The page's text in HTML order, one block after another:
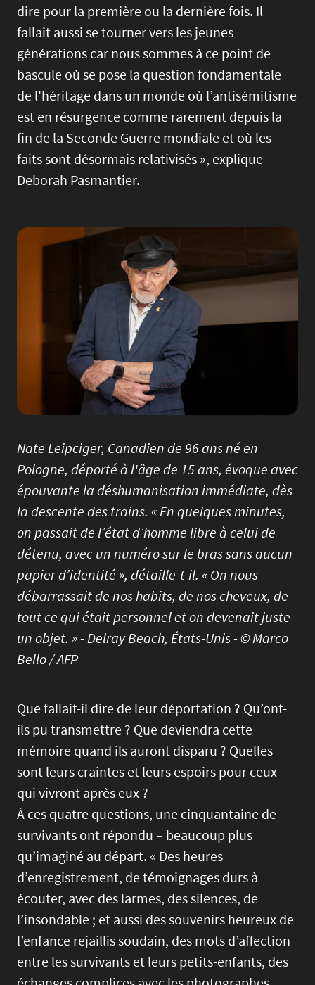
dire pour la première ou la dernière fois. Il
fallait aussi se tourner vers les jeunes
générations car nous sommes à ce point de
bascule où se pose la question fondamentale
de l'héritage dans un monde où l’antisémitisme
est en résurgence comme rarement depuis la
fin de la Seconde Guerre mondiale et où les
faits sont désormais relativisés », explique
Deborah Pasmantier.
Image
Nate Leipciger, Canadien de 96 ans né en
Pologne, déporté à l'âge de 15 ans, évoque avec
épouvante la déshumanisation immédiate, dès
la descente des trains. « En quelques minutes,
on passait de l’état d’homme libre à celui de
détenu, avec un numéro sur le bras sans aucun
papier d’identité », détaille-t-il. « On nous
débarrassait de nos habits, de nos cheveux, de
tout ce qui était personnel et on devenait juste
un objet. » - Delray Beach, États-Unis - © Marco
Bello / AFP
Que fallait-il dire de leur déportation ? Qu’ont-
ils pu transmettre ? Que deviendra cette
mémoire quand ils auront disparu ? Quelles
sont leurs craintes et leurs espoirs pour ceux
qui vivront après eux ?
À ces quatre questions, une cinquantaine de
survivants ont répondu – beaucoup plus
qu’imaginé au départ. « Des heures
d’enregistrement, de témoignages durs à
écouter, avec des larmes, des silences, de
l’insondable ; et aussi des souvenirs heureux de
l’enfance rejaillis soudain, des mots d’affection
entre les survivants et leurs petits-enfants, des